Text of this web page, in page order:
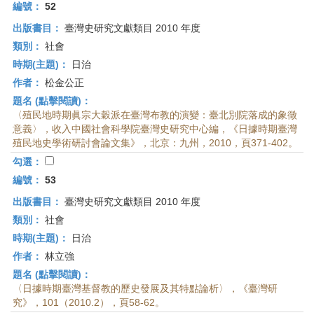
編號： 52
出版書目： 臺灣史研究文獻類目 2010 年度
類別： 社會
時期(主題)：
日治
作者： 松金公正
題名 (點擊閱讀)：
〈殖民地時期眞宗大穀派在臺灣布教的演變：臺北別院落成的象徵
意義〉，收入中國社會科學院臺灣史研究中心編，《日據時期臺灣
殖民地史學術研討會論文集》，北京：九州，2010，頁371-402。
勾選：
編號： 53
出版書目： 臺灣史研究文獻類目 2010 年度
類別： 社會
時期(主題)：
日治
作者： 林立強
題名 (點擊閱讀)：
〈日據時期臺灣基督教的歷史發展及其特點論析〉，《臺灣研
究》，101（2010.2），頁58-62。